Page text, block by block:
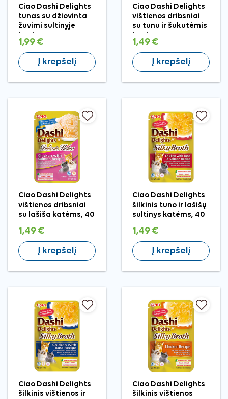
Ciao Dashi Delights
tunas su džiovinta
žuvimi sultinyje
1,99 €
Į krepšelį
Ciao Dashi Delights
vištienos dribsniai
su tunu ir šukutėmis
1,49 €
Į krepšelį
Ciao Dashi Delights
vištienos dribsniai
su lašiša katėms, 40
1,49 €
Į krepšelį
Ciao Dashi Delights
šilkinis tuno ir lašišų
sultinys katėms, 40
1,49 €
Į krepšelį
Ciao Dashi Delights
šilkinis vištienos ir
Ciao Dashi Delights
šilkinis vištienos